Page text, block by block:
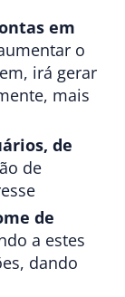
em
o
irá gerar
mais
de
de
de
a estes
dando